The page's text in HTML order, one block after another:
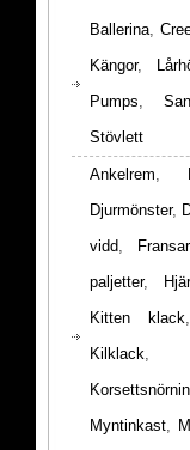
Ballerina,
Kängor,
Pumps,
Stövlett
Ankelrem,
Djurmönster,
vidd, Fransar
paljetter,
Kitten klack
Kilklack
Myntinkast,